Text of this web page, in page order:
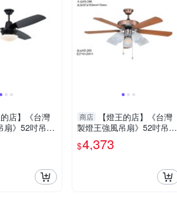
的店】《台灣
扇》52吋吊扇
遙控器(馬達
商店
【燈王的店】《台灣
製燈王強風吊扇》52吋吊扇
+吊扇燈5+1燈(馬達保固十
年) ☆KS-259+KS-260
$4,373